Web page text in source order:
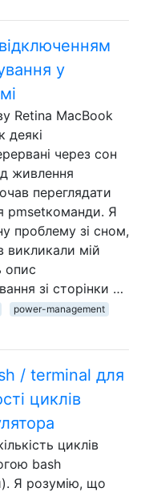
у
Retina MacBook
деякі
через сон
живлення
переглядати
pmsetкоманди. Я
проблему зі сном,
викликали мій
опис
зі сторінки …
power-management
/ terminal для
циклів
циклів
bash
Я розумію, що